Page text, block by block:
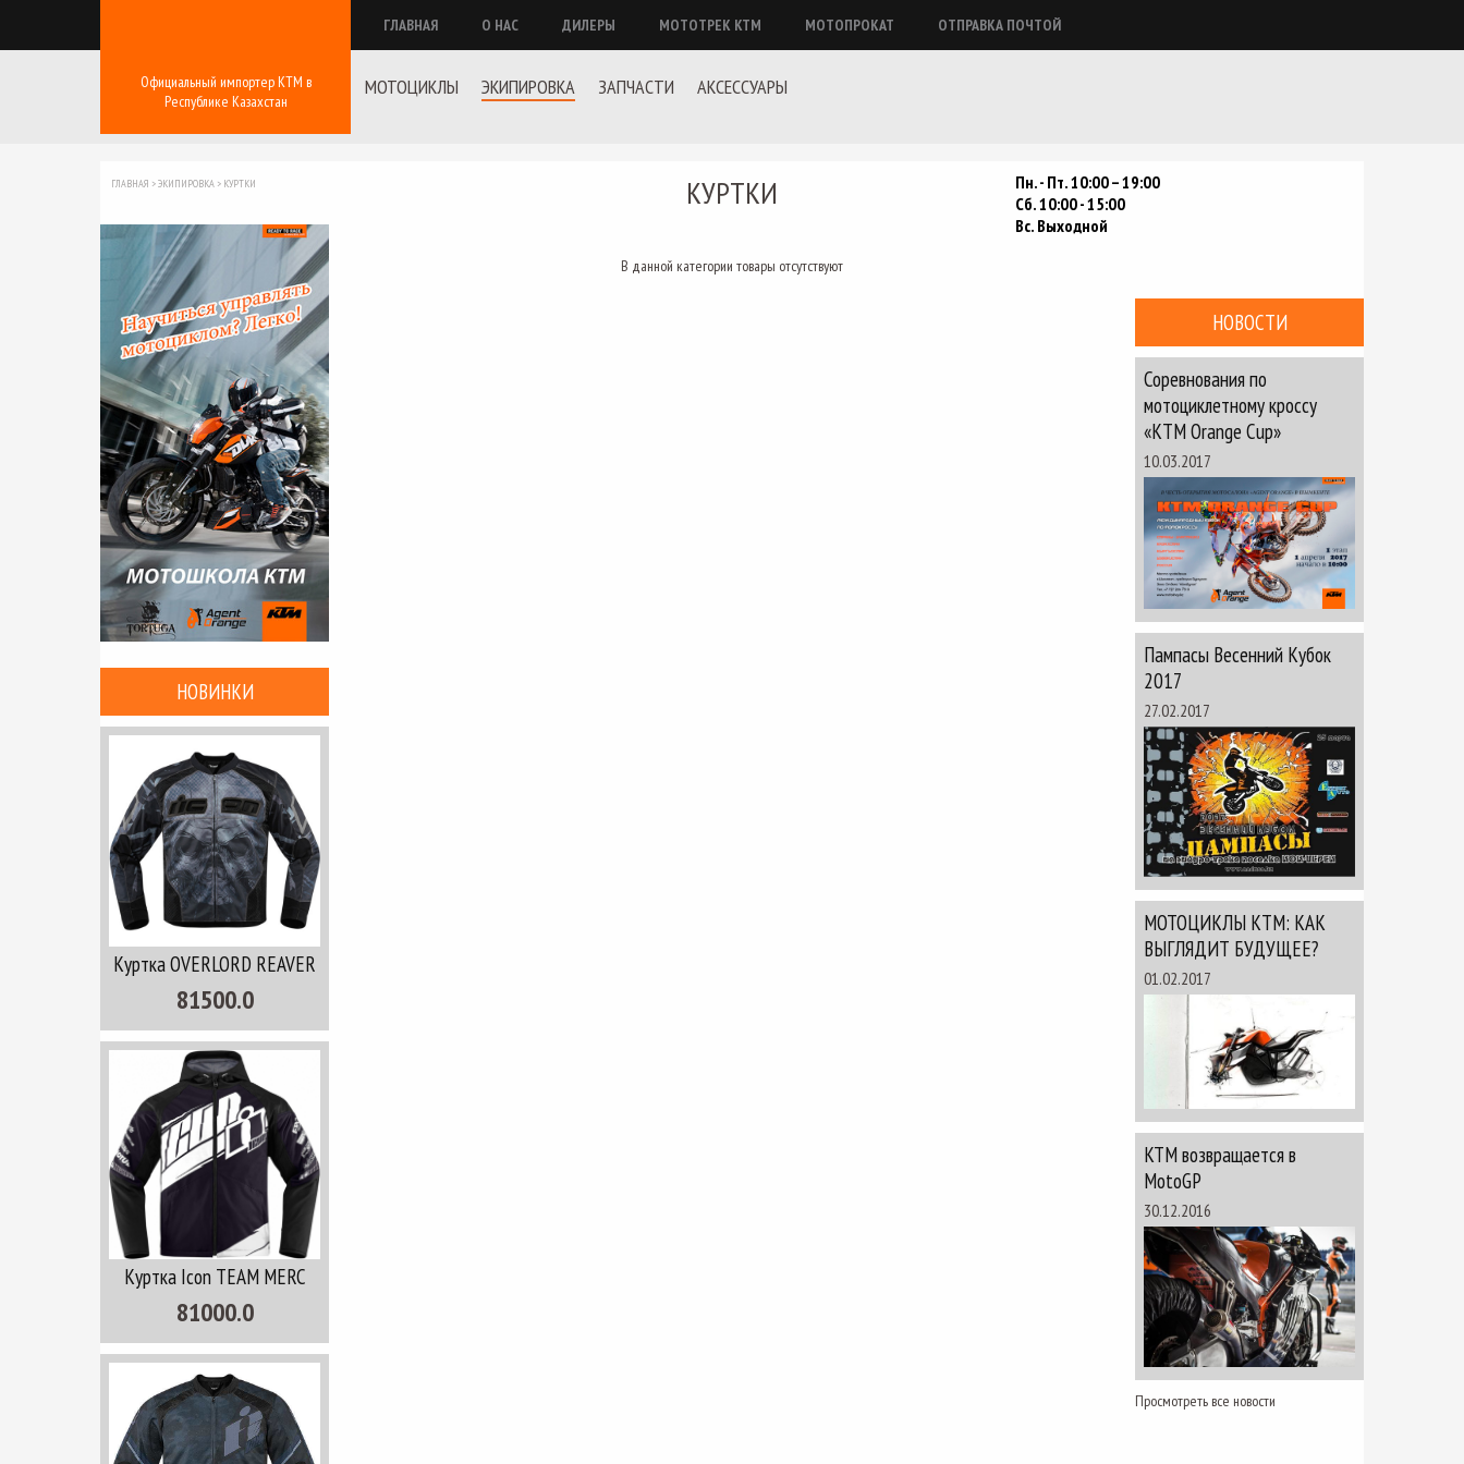
Официальный импортер КТМ в
Республике Казахстан
ГЛАВНАЯ О НАС ДИЛЕРЫ МОТОТРЕК КТМ МОТОПРОКАТ ОТПРАВКА ПОЧТОЙ
МОТОЦИКЛЫ ЭКИПИРОВКА ЗАПЧАСТИ АКСЕССУАРЫ
Пн. - Пт. 10:00 – 19:00
Сб. 10:00 - 15:00
Вс. Выходной
НОВИНКИ
Куртка OVERLORD REAVER
81500.0
Куртка Icon TEAM MERC
81000.0
ГЛАВНАЯ >ЭКИПИРОВКА > КУРТКИ
НОВОСТИ
Соревнования по
мотоциклетному кроссу
«КТМ Orange Cup»
10.03.2017
Пампасы Весенний Кубок
2017
27.02.2017
МОТОЦИКЛЫ КТМ: КАК
ВЫГЛЯДИТ БУДУЩЕЕ?
01.02.2017
KTM возвращается в
MotoGP
30.12.2016
Просмотреть все новости
КУРТКИ
В данной категории товары отсутствуют